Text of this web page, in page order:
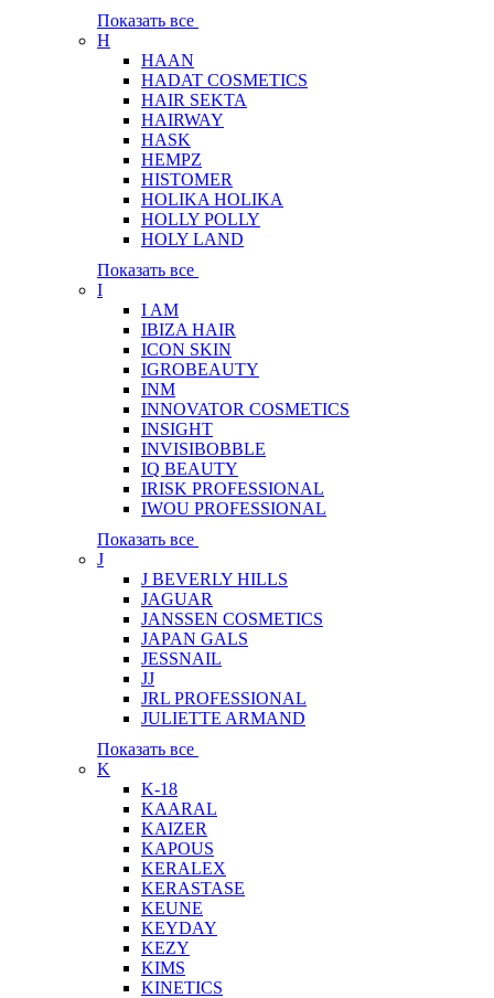
Показать все
H
HAAN
HADAT COSMETICS
HAIR SEKTA
HAIRWAY
HASK
HEMPZ
HISTOMER
HOLIKA HOLIKA
HOLLY POLLY
HOLY LAND
Показать все
I
I AM
IBIZA HAIR
ICON SKIN
IGROBEAUTY
INM
INNOVATOR COSMETICS
INSIGHT
INVISIBOBBLE
IQ BEAUTY
IRISK PROFESSIONAL
IWOU PROFESSIONAL
Показать все
J
J BEVERLY HILLS
JAGUAR
JANSSEN COSMETICS
JAPAN GALS
JESSNAIL
JJ
JRL PROFESSIONAL
JULIETTE ARMAND
Показать все
K
K-18
KAARAL
KAIZER
KAPOUS
KERALEX
KERASTASE
KEUNE
KEYDAY
KEZY
KIMS
KINETICS